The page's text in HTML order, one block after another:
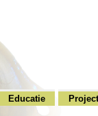
Educatie